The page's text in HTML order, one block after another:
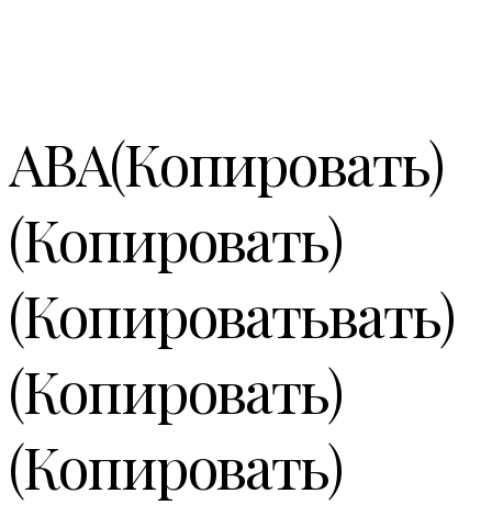
АВА(Копировать)
(Копировать)
(Копироватьвать)
(Копировать)
(Копировать)